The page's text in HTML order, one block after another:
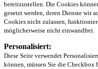
bereitzustellen. Die Cookies
gesetzt werden, deren Dienste wir
Cookies nicht zulassen,
möglicherweise nicht einwandfrei.
Personalisiert:
Diese Seite verwendet
können, müssen Sie die Checkbox